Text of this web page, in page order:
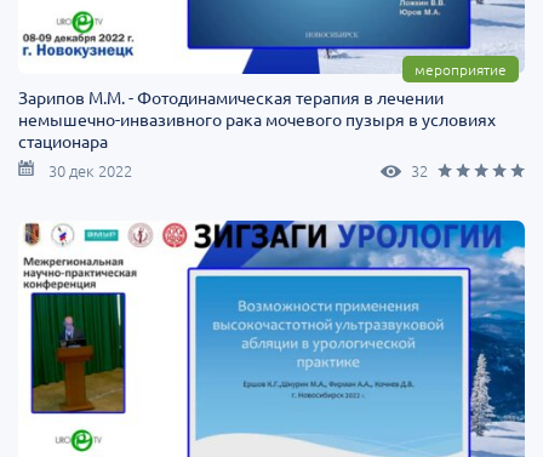
мероприятие
Зарипов М.М. - Фотодинамическая терапия в лечении
немышечно-инвазивного рака мочевого пузыря в условиях
стационара
30 дек 2022 32